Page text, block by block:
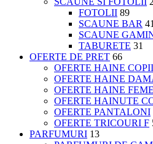
FOTOLII 89
SCAUNE BAR 41
SCAUNE
TABURETE 31
OFERTE DE PRET 66
OFERTE HAINE COPII
OFERTE HAINE
OFERTE HAINE
OFERTE HAINUTE
OFERTE PANTALONI
OFERTE TRICOURI F
PARFUMURI 13